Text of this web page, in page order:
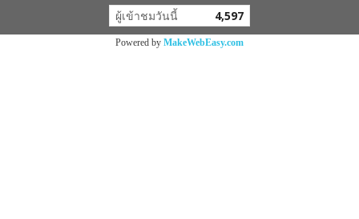
ผู้เข้าชมวันนี้ 4,597
Powered by MakeWebEasy.com